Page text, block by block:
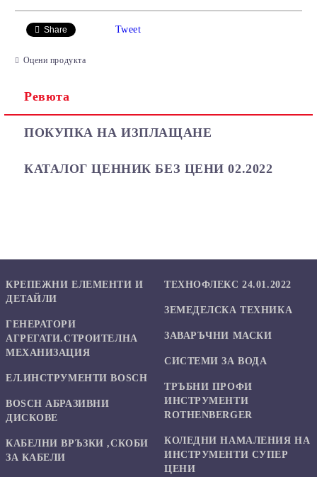
Ние ще се свържем с вас в рамките на работния ден.
Share Tweet
Оцени продукта
Ревюта
ПОКУПКА НА ИЗПЛАЩАНЕ
КАТАЛОГ ЦЕННИК БЕЗ ЦЕНИ 02.2022
КРЕПЕЖНИ ЕЛЕМЕНТИ И
ДЕТАЙЛИ
ГЕНЕРАТОРИ
АГРЕГАТИ.СТРОИТЕЛНА
МЕХАНИЗАЦИЯ
ЕЛ.ИНСТРУМЕНТИ BOSCH
BOSCH АБРАЗИВНИ
ДИСКОВЕ
КАБЕЛНИ ВРЪЗКИ ,СКОБИ
ЗА КАБЕЛИ
ТЕХНОФЛЕКС 24.01.2022
ЗЕМЕДЕЛСКА ТЕХНИКА
ЗАВАРЪЧНИ МАСКИ
СИСТЕМИ ЗА ВОДА
ТРЪБНИ ПРОФИ
ИНСТРУМЕНТИ
ROTHENBERGER
КОЛЕДНИ НАМАЛЕНИЯ НА
ИНСТРУМЕНТИ СУПЕР
ЦЕНИ